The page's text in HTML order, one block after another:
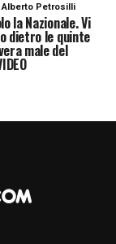
Alberto Petrosilli
la Nazionale. Vi
dietro le quinte
male del